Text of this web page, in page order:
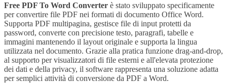
Free PDF To Word Converter è stato sviluppato specificamente
per convertire file PDF nei formati di documento Office Word.
Supporta PDF multipagina, gestisce file di input protetti da
password, converte con precisione testo, paragrafi, tabelle e
immagini mantenendo il layout originale e supporta la lingua
utilizzata nel documento. Grazie alla pratica funzione drag-and-drop,
al supporto per visualizzatori di file esterni e all'elevata protezione
dei dati e della privacy, il software rappresenta una soluzione adatta
per semplici attività di conversione da PDF a Word.